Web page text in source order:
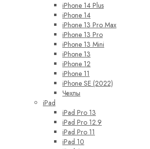
iPhone 14 Plus
iPhone 14
iPhone 13 Pro Max
iPhone 13 Pro
iPhone 13 Mini
iPhone 13
iPhone 12
iPhone 11
iPhone SE (2022)
Чехлы
iPad
iPad Pro 13
iPad Pro 12.9
iPad Pro 11
iPad 10